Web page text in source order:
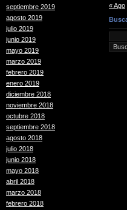
septiembre 2019
agosto 2019
julio 2019
junio 2019
mayo 2019
marzo 2019
febrero 2019
enero 2019
diciembre 2018
noviembre 2018
octubre 2018
septiembre 2018
agosto 2018
julio 2018
junio 2018
mayo 2018
abril 2018
marzo 2018
febrero 2018
« Ago